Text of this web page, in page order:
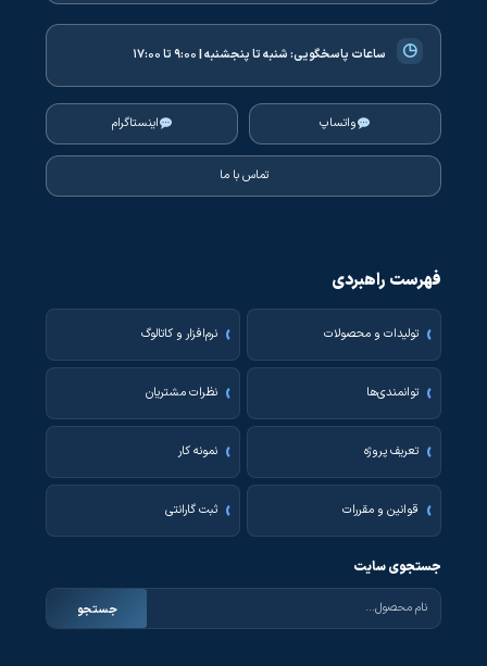
◷ ساعات پاسخگویی:شنبه تا پنجشنبه | ۹:۰۰ تا ۱۷:۰۰
واتساپ اینستاگرام
تماس با ما
فهرست راهبردی
تولیدات و محصولات نرم‌افزار و کاتالوگ
توانمندی‌ها نظرات مشتریان
تعریف پروژه نمونه کار
قوانین و مقررات ثبت گارانتی
جستجوی سایت
جستجو